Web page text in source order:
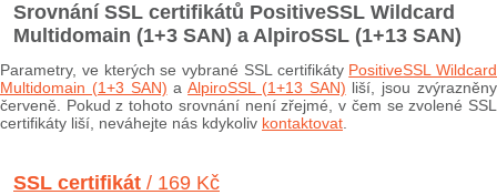
Srovnání SSL certifikátů PositiveSSL Wildcard
Multidomain (1+3 SAN) a AlpiroSSL (1+13 SAN)
Parametry, ve kterých se vybrané SSL certifikáty PositiveSSL Wildcard
Multidomain (1+3 SAN) aAlpiroSSL (1+13 SAN) liší, jsou zvýrazněny
červeně. Pokud z tohoto srovnání není zřejmé, v čem se zvolené SSL
certifikáty liší, neváhejte nás kdykoliv kontaktovat
SSL certifikát / 169 Kč